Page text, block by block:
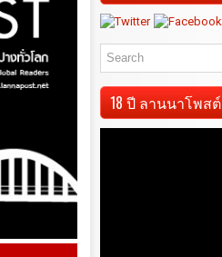
18 ปี ลานนาโพสต์